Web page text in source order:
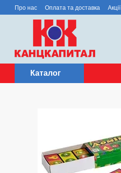
Перейти до основного контенту
Про нас Оплата та доставка Акції
Каталог